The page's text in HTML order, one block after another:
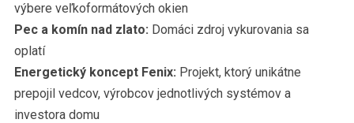
výbere veľkoformátových okien
Pec a komín nad zlato: Domáci zdroj vykurovania sa
oplatí
Energetický koncept Fenix: Projekt, ktorý unikátne
prepojil vedcov, výrobcov jednotlivých systémov a
investora domu